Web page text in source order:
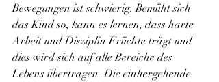
Bewegungen ist schwierig. Bemüht sich
das Kind so, kann es lernen, dass harte
Arbeit und Disziplin Früchte trägt und
dies wird sich auf alle Bereiche des
Lebens übertragen. Die einhergehende